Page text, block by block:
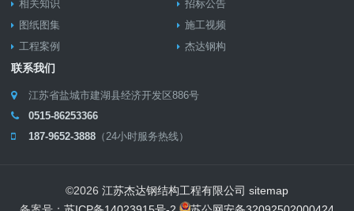
相关知识
招标公告
图纸图集
施工视频
工程案例
杰达钢构
联系我们
江苏省盐城市建湖县经济开发区886号
0515-86253366
187-9652-3888 （24小时服务热线）
©2026 江苏杰达钢结构工程有限公司 sitemap